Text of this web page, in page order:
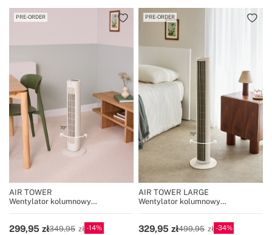
PRE-ORDER
AIR TOWER
Wentylator kolumnowy
299,95 349,95 14
PRE-ORDER
AIR TOWER LARGE
Wentylator kolumnowy
329,95 499,95 34